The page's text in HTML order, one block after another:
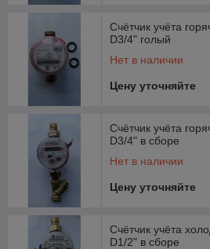
Счётчик учёта
D3/4" голый
Нет в наличии
Цену уточняйте
Счётчик учёта
D3/4" в сборе
Нет в наличии
Цену уточняйте
Счётчик учёта
D1/2" в сборе